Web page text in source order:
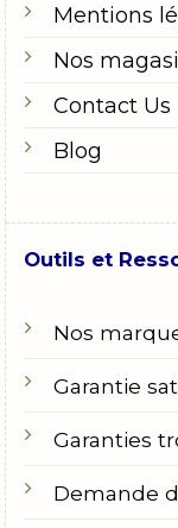
Mentions
Nos
Contact Us
Blog
Outils et
Nos
Garantie
Garanties
Demande